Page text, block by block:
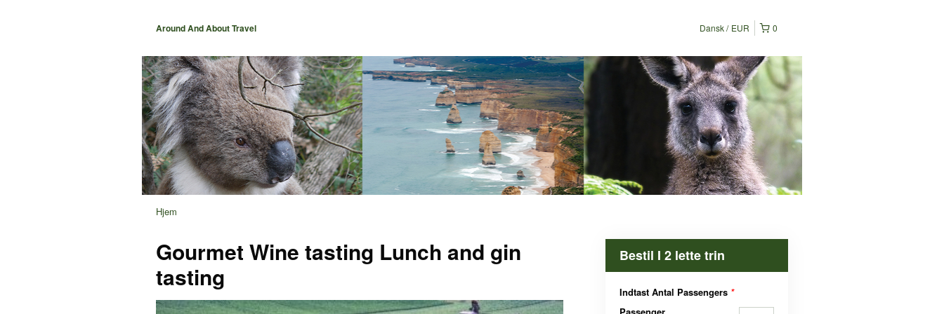
Around And About Travel 0
Dansk EUR
Hjem
Gourmet Wine tasting Lunch and gin
tasting
Bestil I 2 lette trin
Indtast Antal Passengers *